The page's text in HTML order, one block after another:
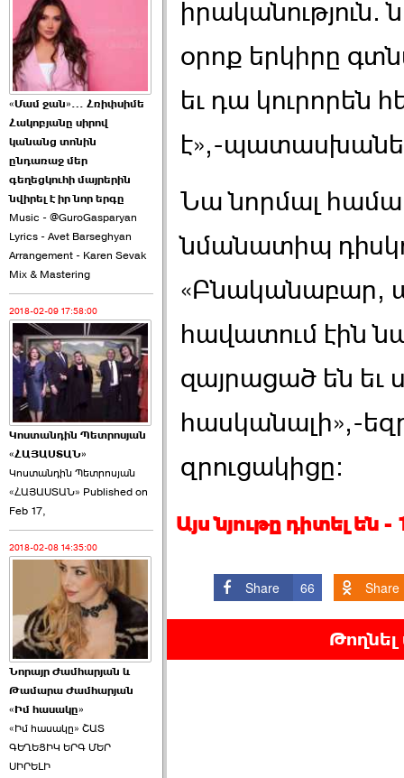
2026-06-10 22:55:00
Ուշքի չենք գալիս այն
խայտառակ ›››
2026-06-09 15:05:00
Ծառուկյանի փեսան
վնասել է ›››
2026-06-09 07:11:00
Այս ընդդիմությունը
կվերցնի ›››
2026-06-09 00:41:00
Որպես ընդդիմադիր
ընտրող՝ ›››
«Մամ ջան»… Հռիփսիմե
Հակոբյանը սիրով
կանանց տոնին
ընդառաջ մեր
գեղեցկուհի մայրերին
նվիրել է իր նոր երգը
Music - @GuroGasparyan
Lyrics - Avet Barseghyan
Arrangement - Karen Sevak
Mix & Mastering
2018-02-09 17:58:00
Կոստանդին Պետրոսյան
«ՀԱՅԱՍՏԱՆ»
Կոստանդին Պետրոսյան
«ՀԱՅԱՍՏԱՆ» Published on
Feb 17,
2018-02-08 14:35:00
Նորայր Ժամհարյան և
Թամարա Ժամհարյան
«Իմ հասակը»
«Իմ հասակը» ՇԱՏ
ԳԵՂԵՑԻԿ ԵՐԳ ՄԵՐ
ՍԻՐԵԼԻ
իրականություն.
օրոք երկիրը
եւ դա կուրորեն
է»,-
Նա նորմալ
նմանատիպ
«Բնականաբար,
հավատում էին
զայրացած են եւ
հասկանալի»,-
զրուցակիցը:
Այս նյութը դիտել են
Share 66 Share
Թողնել